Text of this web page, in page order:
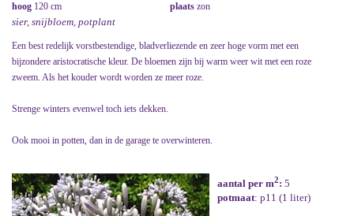
hoog 120 cm plaats zon
sier, snijbloem, potplant
Een best redelijk vorstbestendige, bladverliezende en zeer hoge vorm met een
bijzondere aristocratische kleur. De bloemen zijn bij warm weer wit met een roze
zweem. Als het kouder wordt worden ze meer roze.
Strenge winters evenwel toch iets dekken.
Ook mooi in potten, dan in de garage te overwinteren.
aantal per m2: 5
potmaat: p11 (1 liter)